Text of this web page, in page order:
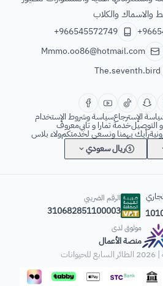
والاسماك والكلاب
+966545572749
Mmmo.oo86@hotmail.com
The.seventh.bird
الإسترجاعسياسة وشروط الإستخدام
التوصيلخدمة تمارا و تابيمعروف
رأيك يهمنا ونسعى لخدمتكمولاء بلاس
ريال سعودي
الرقم الضريبي
310682851100003
موثوق لدى
منصة الأعمال
الطائر السابع للحيوانات